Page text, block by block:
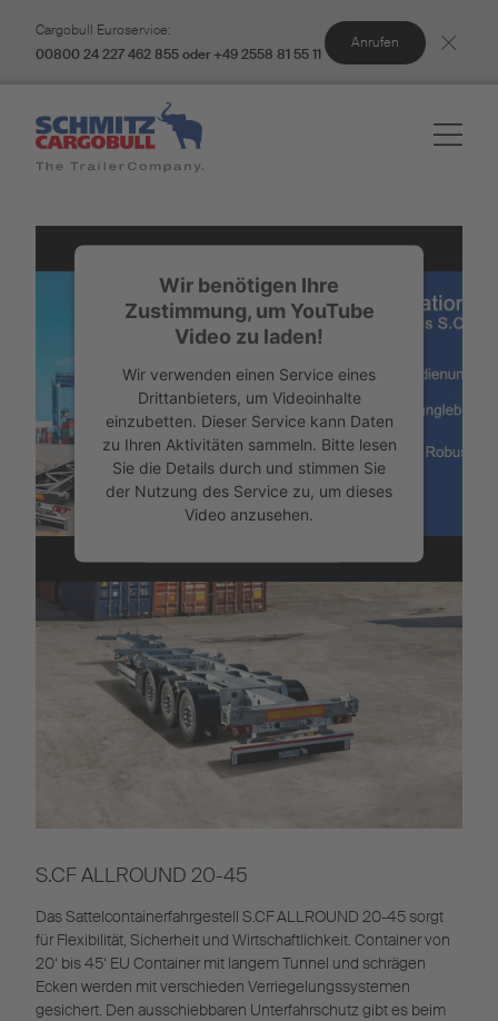
Cargobull Euroservice:
00800 24 227 462 855 oder +49 2558 81 55 11
Anrufen
Wir benötigen Ihre
Zustimmung, um YouTube
Video zu laden!
Wir verwenden einen Service eines
Drittanbieters, um Videoinhalte
einzubetten. Dieser Service kann Daten
zu Ihren Aktivitäten sammeln. Bitte lesen
Sie die Details durch und stimmen Sie
der Nutzung des Service zu, um dieses
Video anzusehen.
Mehr Informationen
Akzeptieren
Powered byUsercentrics Consent
Management
S.CF ALLROUND 20-45
Das Sattelcontainerfahrgestell S.CF ALLROUND 20-45 sorgt
für Flexibilität, Sicherheit und Wirtschaftlichkeit. Container von
20‘ bis 45‘ EU Container mit langem Tunnel und schrägen
Ecken werden mit verschieden Verriegelungssystemen
gesichert. Den ausschiebbaren Unterfahrschutz gibt es beim